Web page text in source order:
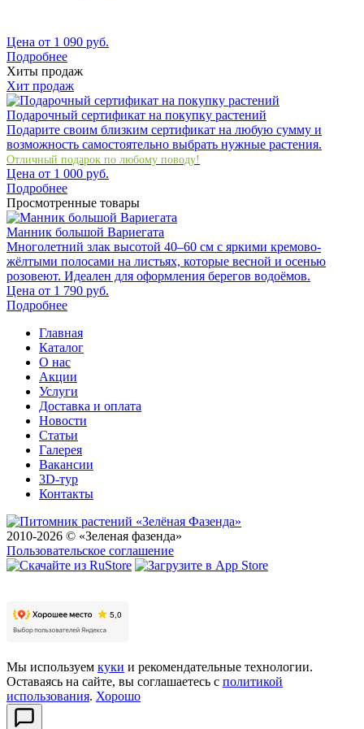
Цена от 1 090 руб.
Подробнее
Хиты продаж
Хит продаж
Подарочный сертификат на покупку растений
Подарите своим близким сертификат на любую сумму и
возможность самостоятельно выбрать нужные растения.
Отличный подарок по любому поводу!
Цена от 1 000 руб.
Подробнее
Просмотренные товары
Манник большой Вариегата
Многолетний злак высотой 40–60 см с яркими кремово-
жёлтыми полосами на листьях, которые весной и осенью
розовеют. Идеален для оформления берегов водоёмов.
Цена от 1 790 руб.
Подробнее
Главная
Каталог
О нас
Акции
Услуги
Доставка и оплата
Новости
Статьи
Галерея
Вакансии
3D-тур
Контакты
2010-2026 © «Зеленая фазенда»
Пользовательское соглашение
Мы используем куки и рекомендательные технологии.
Оставаясь на сайте, вы соглашаетесь с политикой
использования. Хорошо